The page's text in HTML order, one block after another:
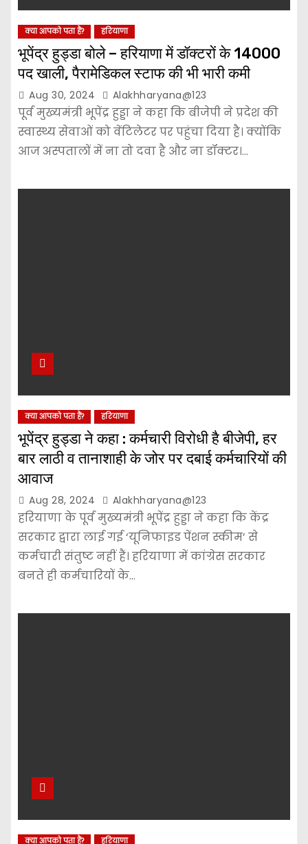
क्या आपको पता हैं? हरियाणा
भूपेंद्र हुड्डा बोले – हरियाणा में डॉक्टरों के 14000
पद खाली, पैरामेडिकल स्टाफ की भी भारी कमी
Aug 30, 2024 Alakhharyana@123
पूर्व मुख्यमंत्री भूपेंद्र हुड्डा ने कहा कि बीजेपी ने प्रदेश की
स्वास्थ्य सेवाओं को वेंटिलेटर पर पहुंचा दिया है। क्योंकि
आज अस्पतालों में ना तो दवा है और ना डॉक्टर।…
क्या आपको पता हैं? हरियाणा
भूपेंद्र हुड्डा ने कहा : कर्मचारी विरोधी है बीजेपी, हर
बार लाठी व तानाशाही के जोर पर दबाई कर्मचारियों की
आवाज
Aug 28, 2024 Alakhharyana@123
हरियाणा के पूर्व मुख्यमंत्री भूपेंद्र हुड्डा ने कहा कि केंद्र
सरकार द्वारा लाई गई ‘यूनिफाइड पेंशन स्कीम’ से
कर्मचारी संतुष्ट नहीं हैं। हरियाणा में कांग्रेस सरकार
बनते ही कर्मचारियों के…
क्या आपको पता हैं? हरियाणा